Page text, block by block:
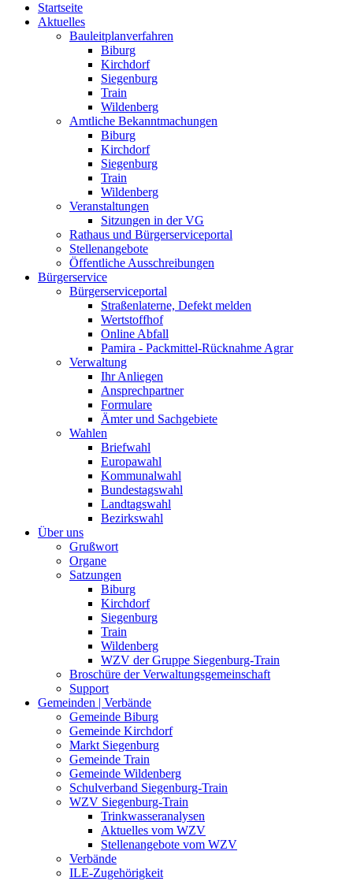
Startseite
Aktuelles
Bauleitplanverfahren
Biburg
Kirchdorf
Siegenburg
Train
Wildenberg
Amtliche Bekanntmachungen
Biburg
Kirchdorf
Siegenburg
Train
Wildenberg
Veranstaltungen
Sitzungen in der VG
Rathaus und Bürgerserviceportal
Stellenangebote
Öffentliche Ausschreibungen
Bürgerservice
Bürgerserviceportal
Straßenlaterne, Defekt melden
Wertstoffhof
Online Abfall
Pamira - Packmittel-Rücknahme Agrar
Verwaltung
Ihr Anliegen
Ansprechpartner
Formulare
Ämter und Sachgebiete
Wahlen
Briefwahl
Europawahl
Kommunalwahl
Bundestagswahl
Landtagswahl
Bezirkswahl
Über uns
Grußwort
Organe
Satzungen
Biburg
Kirchdorf
Siegenburg
Train
Wildenberg
WZV der Gruppe Siegenburg-Train
Broschüre der Verwaltungsgemeinschaft
Support
Gemeinden | Verbände
Gemeinde Biburg
Gemeinde Kirchdorf
Markt Siegenburg
Gemeinde Train
Gemeinde Wildenberg
Schulverband Siegenburg-Train
WZV Siegenburg-Train
Trinkwasseranalysen
Aktuelles vom WZV
Stellenangebote vom WZV
Verbände
ILE-Zugehörigkeit